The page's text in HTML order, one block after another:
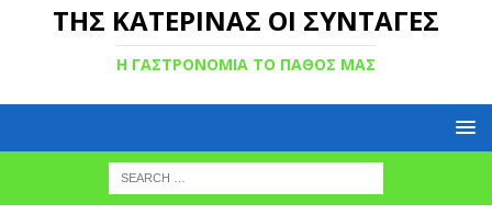
ΤΗΣ ΚΑΤΕΡΙΝΑΣ ΟΙ ΣΥΝΤΑΓΕΣ
Η ΓΑΣΤΡΟΝΟΜΙΑ ΤΟ ΠΑΘΟΣ ΜΑΣ